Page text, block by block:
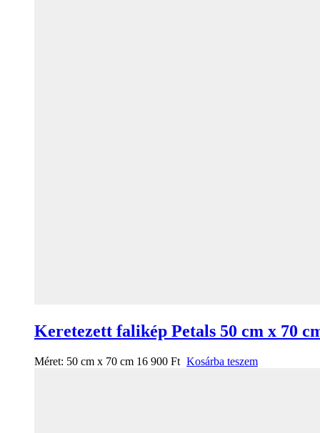
Keretezett falikép Petals 50 cm x 70
Méret: 50 cm x 70 cm 16 900 Ft Kosárba teszem